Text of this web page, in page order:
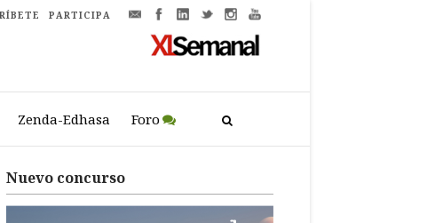
PARTICIPA
Zenda-Edhasa Foro
Nuevo concurso